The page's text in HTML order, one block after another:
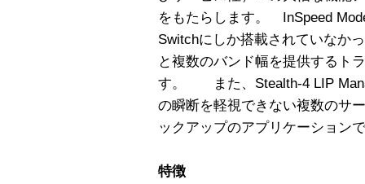
をもたらします。 InSpeed
Switchにしか搭載されていなか
と複数のバンド幅を提供するト
す。 また、Stealth-4 LIP
の瞬断を軽視できない複数のサ
ックアップのアプリケーション
特徴